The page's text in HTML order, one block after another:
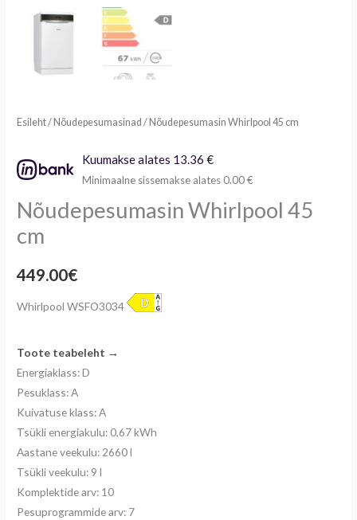
Esileht/Nõudepesumasinad / Nõudepesumasin Whirlpool 45 cm
Kuumakse alates 13.36 €
Minimaalne sissemakse alates 0.00 €
Nõudepesumasin Whirlpool 45
cm
449.00€
Whirlpool WSFO3034
Toote teabeleht →
Energiaklass: D
Pesuklass: A
Kuivatuse klass: A
Tsükli energiakulu: 0,67 kWh
Aastane veekulu: 2660 l
Tsükli veekulu: 9 l
Komplektide arv: 10
Pesuprogrammide arv: 7